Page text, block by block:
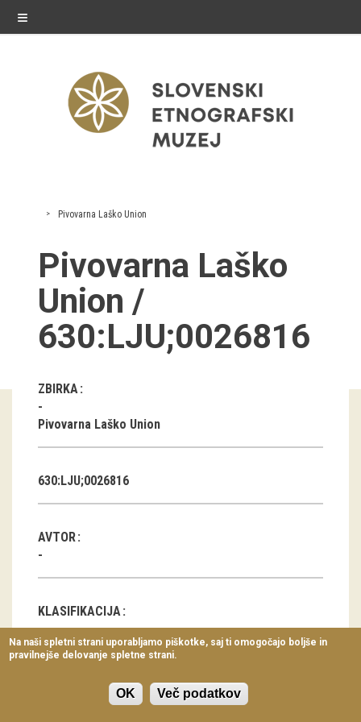
≡
razstave
Stalne razstave
Občasne razstave
Gostovanja
E-razstave
Virtualni sprehodi
Razstavni projekti
Napovednik
Arhiv razstav
Koledar dogodkov
Predavanja
Delavnice
Vodeni ogledi
Pivovarna Laško Union
Pivovarna Laško
Union /
630:LJU;0026816
ZBIRKA
Pivovarna Laško Union
630:LJU;0026816
AVTOR
KLASIFIKACIJA
Blagovna znamka
Na naši spletni strani uporabljamo piškotke, saj ti omogočajo boljše in
pravilnejše delovanje spletne strani.
OK Več podatkov